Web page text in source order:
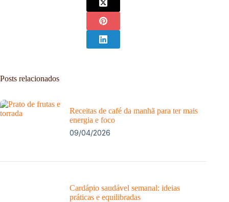
Posts relacionados
Receitas de café da manhã para ter mais
energia e foco
09/04/2026
Cardápio saudável semanal: ideias
práticas e equilibradas